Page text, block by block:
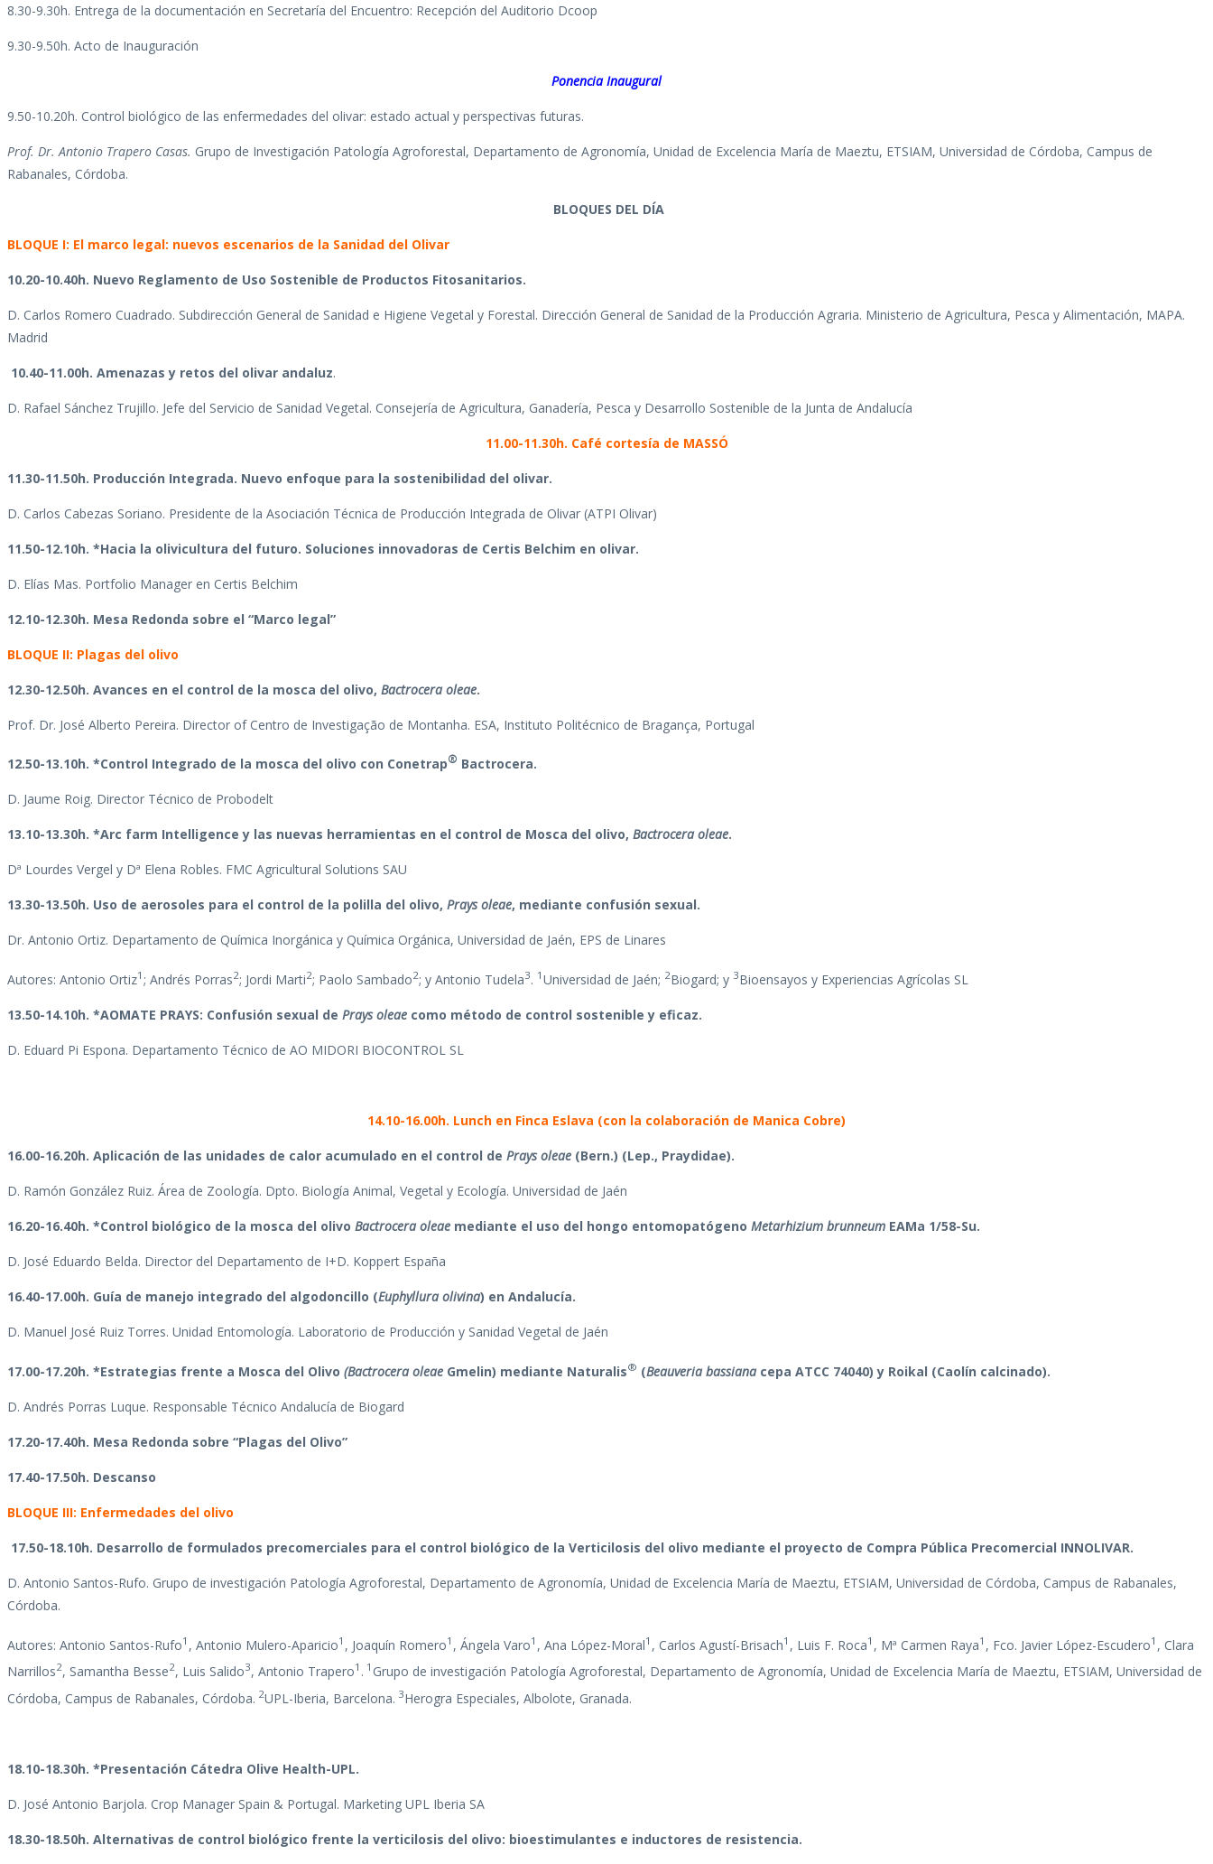
8.30-9.30h. Entrega de la documentación en Secretaría del Encuentro: Recepción del Auditorio Dcoop
9.30-9.50h. Acto de Inauguración
Ponencia Inaugural
9.50-10.20h. Control biológico de las enfermedades del olivar: estado actual y perspectivas futuras.
Prof. Dr. Antonio Trapero Casas. Grupo de Investigación Patología Agroforestal, Departamento de Agronomía, Unidad de Excelencia María de Maeztu, ETSIAM, Universidad de Córdoba, Campus de
Rabanales, Córdoba.
BLOQUES DEL DÍA
BLOQUE I: El marco legal: nuevos escenarios de la Sanidad del Olivar
10.20-10.40h. Nuevo Reglamento de Uso Sostenible de Productos Fitosanitarios.
D. Carlos Romero Cuadrado. Subdirección General de Sanidad e Higiene Vegetal y Forestal. Dirección General de Sanidad de la Producción Agraria. Ministerio de Agricultura, Pesca y Alimentación, MAPA.
Madrid
10.40-11.00h. Amenazas y retos del olivar andaluz.
D. Rafael Sánchez Trujillo. Jefe del Servicio de Sanidad Vegetal. Consejería de Agricultura, Ganadería, Pesca y Desarrollo Sostenible de la Junta de Andalucía
11.00-11.30h. Café cortesía de MASSÓ
11.30-11.50h. Producción Integrada. Nuevo enfoque para la sostenibilidad del olivar.
D. Carlos Cabezas Soriano. Presidente de la Asociación Técnica de Producción Integrada de Olivar (ATPI Olivar)
11.50-12.10h. *Hacia la olivicultura del futuro. Soluciones innovadoras de Certis Belchim en olivar.
D. Elías Mas. Portfolio Manager en Certis Belchim
12.10-12.30h. Mesa Redonda sobre el “Marco legal”
BLOQUE II: Plagas del olivo
12.30-12.50h. Avances en el control de la mosca del olivo, Bactrocera oleae.
Prof. Dr. José Alberto Pereira. Director of Centro de Investigação de Montanha. ESA, Instituto Politécnico de Bragança, Portugal
12.50-13.10h. *Control Integrado de la mosca del olivo con Conetrap® Bactrocera.
D. Jaume Roig. Director Técnico de Probodelt
13.10-13.30h. *Arc farm Intelligence y las nuevas herramientas en el control de Mosca del olivo, Bactrocera oleae.
Dª Lourdes Vergel y Dª Elena Robles. FMC Agricultural Solutions SAU
13.30-13.50h. Uso de aerosoles para el control de la polilla del olivo, Prays oleae, mediante confusión sexual.
Dr. Antonio Ortiz. Departamento de Química Inorgánica y Química Orgánica, Universidad de Jaén, EPS de Linares
Autores: Antonio Ortiz1 ; Andrés Porras2; Jordi Marti2; Paolo Sambado2; y Antonio Tudela3. 1 Universidad de Jaén; 2Biogard; y 3Bioensayos y Experiencias Agrícolas SL
13.50-14.10h. *AOMATE PRAYS: Confusión sexual de Prays oleae como método de control sostenible y eficaz.
D. Eduard Pi Espona. Departamento Técnico de AO MIDORI BIOCONTROL SL
14.10-16.00h. Lunch en Finca Eslava (con la colaboración de Manica Cobre)
16.00-16.20h. Aplicación de las unidades de calor acumulado en el control de Prays oleae (Bern.) (Lep., Praydidae).
D. Ramón González Ruiz. Área de Zoología. Dpto. Biología Animal, Vegetal y Ecología. Universidad de Jaén
16.20-16.40h. *Control biológico de la mosca del olivo Bactrocera oleae mediante el uso del hongo entomopatógeno Metarhizium brunneum EAMa 1/58-Su.
D. José Eduardo Belda. Director del Departamento de I+D. Koppert España
16.40-17.00h. Guía de manejo integrado del algodoncillo (Euphyllura olivina) en Andalucía.
D. Manuel José Ruiz Torres. Unidad Entomología. Laboratorio de Producción y Sanidad Vegetal de Jaén
17.00-17.20h. *Estrategias frente a Mosca del Olivo (Bactrocera oleae Gmelin) mediante Naturalis® (Beauveria bassiana cepa ATCC 74040) y Roikal (Caolín calcinado).
D. Andrés Porras Luque. Responsable Técnico Andalucía de Biogard
17.20-17.40h. Mesa Redonda sobre “Plagas del Olivo”
17.40-17.50h. Descanso
BLOQUE III: Enfermedades del olivo
17.50-18.10h. Desarrollo de formulados precomerciales para el control biológico de la Verticilosis del olivo mediante el proyecto de Compra Pública Precomercial INNOLIVAR.
D. Antonio Santos-Rufo. Grupo de investigación Patología Agroforestal, Departamento de Agronomía, Unidad de Excelencia María de Maeztu, ETSIAM, Universidad de Córdoba, Campus de Rabanales,
Córdoba.
Autores: Antonio Santos-Rufo1 , Antonio Mulero-Aparicio1 , Joaquín Romero1 , Ángela Varo1 , Ana López-Moral1 , Carlos Agustí-Brisach1 , Luis F. Roca1 , Mª Carmen Raya1 , Fco. Javier López-Escudero1 , Clara
Narrillos2, Samantha Besse2, Luis Salido3, Antonio Trapero1 . 1 Grupo de investigación Patología Agroforestal, Departamento de Agronomía, Unidad de Excelencia María de Maeztu, ETSIAM, Universidad de
Córdoba, Campus de Rabanales, Córdoba. 2UPL-Iberia, Barcelona. 3Herogra Especiales, Albolote, Granada.
18.10-18.30h. *Presentación Cátedra Olive Health-UPL.
D. José Antonio Barjola. Crop Manager Spain & Portugal. Marketing UPL Iberia SA
18.30-18.50h. Alternativas de control biológico frente la verticilosis del olivo: bioestimulantes e inductores de resistencia.